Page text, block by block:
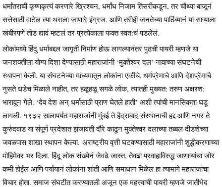
धर्मांतराची कृष्णकृत्यं करणारे ख्रिश्चन, धर्मांध निजाम तिसरीकडून, तर चौथ्या बाजूनं
सत्तेसाठी वाटेल त्या थराला जाणारे इंग्रज. आणि तरीही जनतेच्या पाठिंब्यानं या साऱ्याला
खंबीरपणे तोंड द्यावं म्हटलं तर प्रत्येकाला फक्त स्वत:चं पडलेलं.
लोकांमध्ये हिंदु धर्माबद्दल जागृती निर्माण होऊ लागल्यानंतर पुढची पायरी म्हणजे या
जनशक्तीला योग्य दिशा देण्यासाठी महाराजांनी ‘मुक्तेश्वर दल’ नावाच्या संघटनेची
स्थापना केली. या संघटनेच्या माध्यमातून लोकांना एकीचे, धर्मप्रेमाचे आणि देशप्रेमाचे
नुसते धडेच मिळाले नाहीत, तर हळूहळू सगळे लोक, त्यातही मुख्यत: तरुण अक्षरश:
भारावून गेले. ‘देव देश अन् धर्मासाठी प्राण घेतले हाती’ अशी त्यांची मानसिकता घडू
लागली. १९३२ सालापर्यंत महाराजांनी मुंबई ते हैद्राबाद संस्थानाची हद्द आणि नगर ते
कुरुंदवाड या संपूर्ण प्रदेशात झंजावती दौरे काढून मुक्तेश्वर दलाच्या तब्बल दीडशेच्या
जवळपास शाखा स्थापन केल्या. अराष्ट्रीय वृत्ती घटवण्यासाठी महाराजांनी शुद्धीकरणाच्या
मोहिमेवर भर दिला. हिंदू लोक संख्येनं जेवढे जास्त, तेवढा प्रवाहाविरुद्ध जाणाऱ्यांचा जोर
कमी होईल आणि पर्यायानं लोकांना शांती आणि समाधान मिळेल हा त्यामागे महाराजांचा
विचार होता. समाज संघटीत करण्यातली अजून एक महत्त्वाची पायरी म्हणजे जातीभेद